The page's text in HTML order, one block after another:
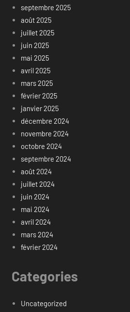
septembre 2025
août 2025
juillet 2025
juin 2025
mai 2025
avril 2025
mars 2025
février 2025
janvier 2025
décembre 2024
novembre 2024
octobre 2024
septembre 2024
août 2024
juillet 2024
juin 2024
mai 2024
avril 2024
mars 2024
février 2024
Categories
Uncategorized